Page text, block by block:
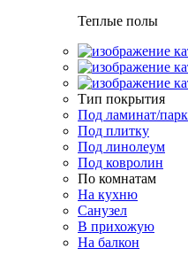
Теплые полы
Тип покрытия
Под ламинат/
Под плитку
Под линолеум
Под ковролин
По комнатам
На кухню
Санузел
В прихожую
На балкон